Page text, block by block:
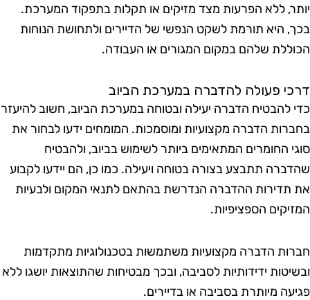
ללא הפרעות מצד מזיקים או תקלות בתפקוד המערכת.
היא תורמת לשקט הנפשי של הדיירים ולתחושת הנוחות
שלהם במקום המגורים או העבודה.
פעולה להדברה במערכת הביוב
להבטיח הדברה יעילה ובטוחה במערכת הביוב, חשוב להיעזר
הדברה מקצועיות ומוסמכות. המומחים ידעו לבחור את
החומרים המתאימים ביותר לשימוש בביוב, ולהבטיח
תתבצע בצורה בטוחה ויעילה. כמו כן, הם יידעו לקבוע
ההדברה הנדרשת בהתאם לתנאי המקום ולבעיות
הספציפיות.
הדברה מקצועיות משתמשות בטכנולוגיות מתקדמות
ידידותיות לסביבה, ובכך מבטיחות שהתוצאות יושגו ללא
מיותרת בסביבה או בדיירים.